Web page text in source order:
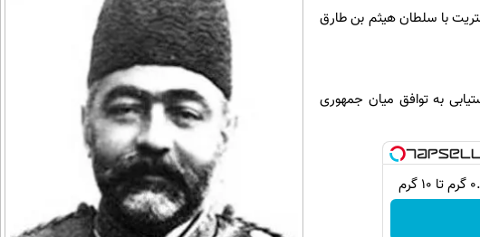
با سلطان هیثم بن طارق
به توافق میان جمهوری